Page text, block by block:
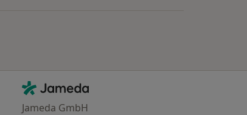
Kontakt
Jameda - Startseite
Jameda GmbH